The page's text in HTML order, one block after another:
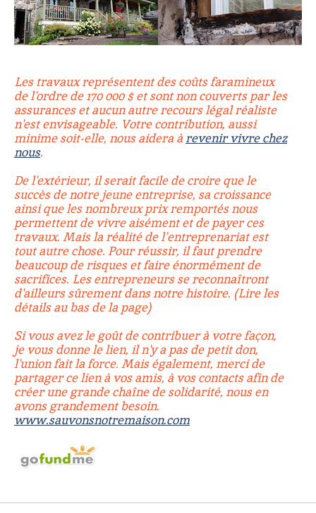
Les travaux représentent des coûts faramineux
de l'ordre de 170 000 $ et sont non couverts par les
assurances et aucun autre recours légal réaliste
n'est envisageable. Votre contribution, aussi
minime soit-elle, nous aidera àrevenir vivre chez
nous.
De l'extérieur, il serait facile de croire que le
succès de notre jeune entreprise, sa croissance
ainsi que les nombreux prix remportés nous
permettent de vivre aisément et de payer ces
travaux. Mais la réalité de l’entreprenariat est
tout autre chose. Pour réussir, il faut prendre
beaucoup de risques et faire énormément de
sacrifices. Les entrepreneurs se reconnaîtront
d'ailleurs sûrement dans notre histoire. (Lire les
détails au bas de la page)
Si vous avez le goût de contribuer à votre façon,
je vous donne le lien, il n'y a pas de petit don,
l'union fait la force. Mais également, merci de
partager ce lien à vos amis, à vos contacts afin de
créer une grande chaîne de solidarité, nous en
avons grandement besoin.
www.sauvonsnotremaison.com